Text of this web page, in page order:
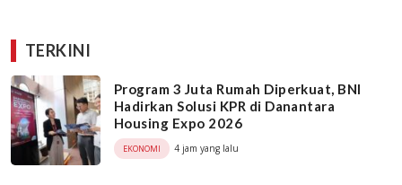
TERKINI
Program 3 Juta Rumah Diperkuat, BNI
Hadirkan Solusi KPR di Danantara
Housing Expo 2026
EKONOMI 4 jam yang lalu